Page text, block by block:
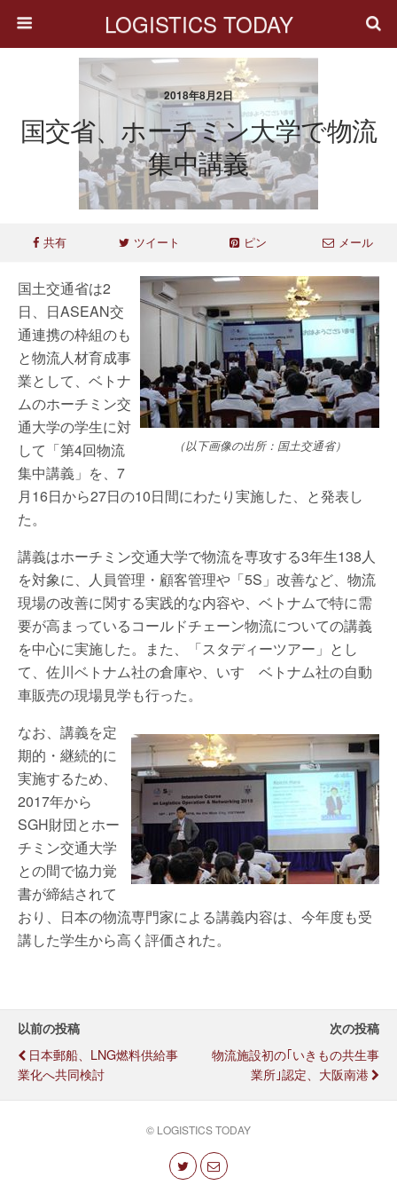
LOGISTICS TODAY
2018年8月2日
国交省、ホーチミン大学で物流
集中講義
共有 ツイート ピン メール
（以下画像の出所：国土交通省）
国土交通省は2
日、日ASEAN交
通連携の枠組のも
と物流人材育成事
業として、ベトナ
ムのホーチミン交
通大学の学生に対
して「第4回物流
集中講義」を、7
月16日から27日の10日間にわたり実施した、と発表し
た。
講義はホーチミン交通大学で物流を専攻する3年生138人
を対象に、人員管理・顧客管理や「5S」改善など、物流
現場の改善に関する実践的な内容や、ベトナムで特に需
要が高まっているコールドチェーン物流についての講義
を中心に実施した。また、「スタディーツアー」とし
て、佐川ベトナム社の倉庫や、いすゞベトナム社の自動
車販売の現場見学も行った。
なお、講義を定
期的・継続的に
実施するため、
2017年から
SGH財団とホー
チミン交通大学
との間で協力覚
書が締結されて
おり、日本の物流専門家による講義内容は、今年度も受
講した学生から高く評価された。
以前の投稿
日本郵船、LNG燃料供給事
業化へ共同検討
次の投稿
物流施設初の｢いきもの共生事
業所｣認定、大阪南港
© LOGISTICS TODAY